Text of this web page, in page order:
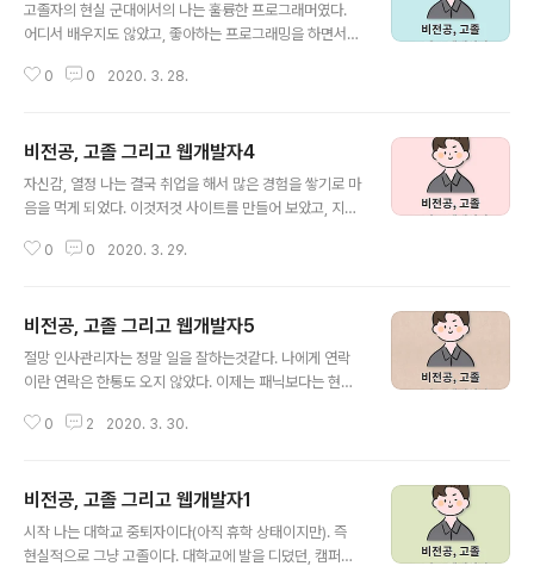
고졸자의 현실 군대에서의 나는 훌륭한 프로그래머였다.
어디서 배우지도 않았고, 좋아하는 프로그래밍을 하면서
그래서 남들보다 다른 사람인 것만 같았고, 인생의 자신감
찾아가기로 마음을 먹게 되었다. 개발자로서 그리고 새로
운 사업을 준비하고, 회계와 경영을 배워 사업가의 길로 가
자 하면서 말이다. '전역하면 셀러 오션에서 프리랜서로써
다!' 이게 군대에 있을때 나의 생각이었다. 지금 생각해보면
0 0 2020. 3. 28.
비전공, 고졸 그리고 웹개발자4
자신감, 열정 나는 결국 취업을 해서 많은 경험을 쌓기로 마
음을 먹게 되었다. 이것저것 사이트를 만들어 보았고, 지인
뢰받아 제작해 납품도 해 보았다. 이 정도 경험과 이정도 열
일을 하려는 사람은 내 생각에 얼마나 있을까 싶다고 생각
했다. 그래서 곧바로 내가 항상 일거리를 알아보던 알바몬,
알바천국을 뒤져보았다. 드문드문 개발자를 구하기는 한
젝트만 한다던가, 내가 궁극적으로 작업하고 싶은 백엔드
0 0 2020. 3. 29.
비전공, 고졸 그리고 웹개발자5
절망 인사관리자는 정말 일을 잘하는것같다. 나에게 연락
이란 연락은 한통도 오지 않았다. 이제는 패닉보다는 현실
로 프로그램을 만들어봤자 어떤것을 만든다고... 그래서 일
을 잡아뒀었다. 마음을 비우고 코드스테이츠에 대해 더 자
세히 알아보고 군인시절 결제했던 리액트, 자바스크립트
동영상강의를 듣고 있었다. 그러던 가운데 두통의 전화가
0 2 2020. 3. 30.
비전공, 고졸 그리고 웹개발자1
시작 나는 대학교 중퇴자이다(아직 휴학 상태이지만). 즉
현실적으로 그냥 고졸이다. 대학교에 발을 디뎠던, 캠퍼스